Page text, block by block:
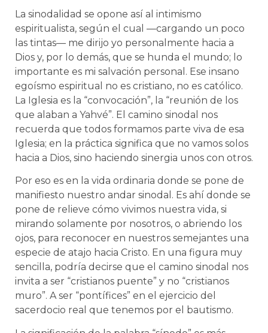
La sinodalidad se opone así al intimismo
espiritualista, según el cual —cargando un poco
las tintas— me dirijo yo personalmente hacia a
Dios y, por lo demás, que se hunda el mundo; lo
importante es mi salvación personal. Ese insano
egoísmo espiritual no es cristiano, no es católico.
La Iglesia es la “convocación”, la “reunión de los
que alaban a Yahvé”. El camino sinodal nos
recuerda que todos formamos parte viva de esa
Iglesia; en la práctica significa que no vamos solos
hacia a Dios, sino haciendo sinergia unos con otros.
Por eso es en la vida ordinaria donde se pone de
manifiesto nuestro andar sinodal. Es ahí donde se
pone de relieve cómo vivimos nuestra vida, si
mirando solamente por nosotros, o abriendo los
ojos, para reconocer en nuestros semejantes una
especie de atajo hacia Cristo. En una figura muy
sencilla, podría decirse que el camino sinodal nos
invita a ser “cristianos puente” y no “cristianos
muro”. A ser “pontífices” en el ejercicio del
sacerdocio real que tenemos por el bautismo.